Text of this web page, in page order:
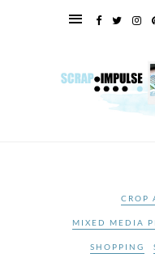
CROP
MIXED MEDIA
SHOPPING